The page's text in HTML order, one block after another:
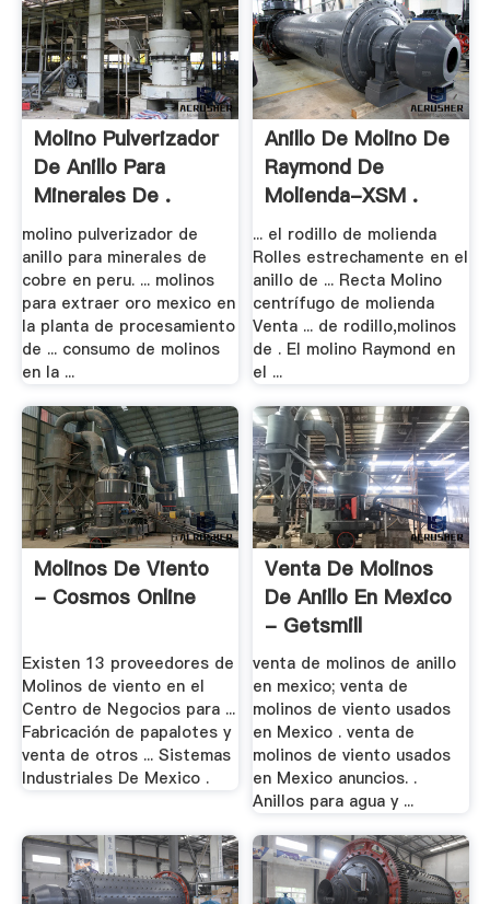
Molino Pulverizador
De Anillo Para
Minerales De .
molino pulverizador de
anillo para minerales de
cobre en peru. ... molinos
para extraer oro mexico en
la planta de procesamiento
de ... consumo de molinos
en la ...
Anillo De Molino De
Raymond De
Molienda-XSM .
... el rodillo de molienda
Rolles estrechamente en el
anillo de ... Recta Molino
centrífugo de molienda
Venta ... de rodillo,molinos
de . El molino Raymond en
el ...
Molinos De Viento
- Cosmos Online
Existen 13 proveedores de
Molinos de viento en el
Centro de Negocios para ...
Fabricación de papalotes y
venta de otros ... Sistemas
Industriales De Mexico .
Venta De Molinos
De Anillo En Mexico
- Getsmill
venta de molinos de anillo
en mexico; venta de
molinos de viento usados
en Mexico . venta de
molinos de viento usados
en Mexico anuncios. .
Anillos para agua y ...